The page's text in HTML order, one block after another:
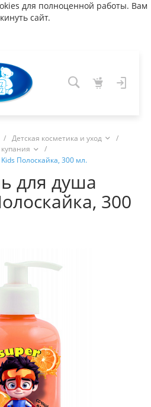
для полноценной работы. Вам
сайт.
/ Детская косметика и уход
/
/
Полоскайка, 300 мл.
для душа
300